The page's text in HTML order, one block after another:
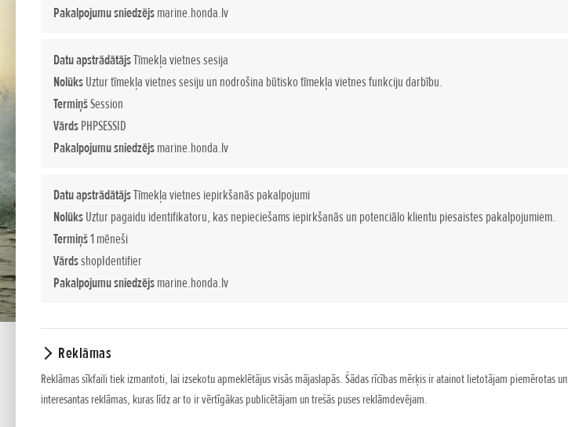
Pakalpojumu sniedzējsmarine.honda.lv
Datu apstrādātājsTīmekļa vietnes sesija
NolūksUztur tīmekļa vietnes sesiju un nodrošina būtisko tīmekļa vietnes funkciju darbību.
TermiņšSession
VārdsPHPSESSID
Pakalpojumu sniedzējsmarine.honda.lv
Datu apstrādātājsTīmekļa vietnes iepirkšanās pakalpojumi
NolūksUztur pagaidu identifikatoru, kas nepieciešams iepirkšanās un potenciālo klientu piesaistes pakalpojumiem.
Termiņš1 mēneši
VārdsshopIdentifier
Pakalpojumu sniedzējsmarine.honda.lv
Reklāmas
Reklāmas sīkfaili tiek izmantoti, lai izsekotu apmeklētājus visās mājaslapās. Šādas rīcības mērķis ir atainot lietotājam piemērotas un
interesantas reklāmas, kuras līdz ar to ir vērtīgākas publicētājam un trešās puses reklāmdevējam.